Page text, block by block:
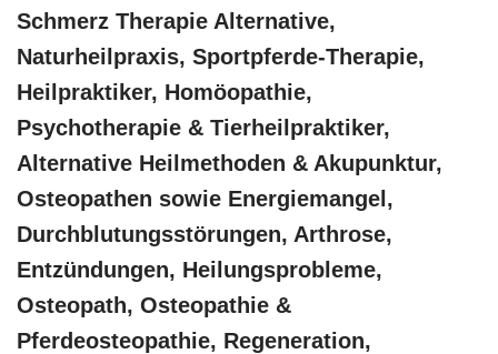
Schmerz Therapie Alternative,
Naturheilpraxis, Sportpferde-Therapie,
Heilpraktiker, ‎Homöopathie,
‎Psychotherapie & ‎Tierheilpraktiker,
Alternative Heilmethoden & Akupunktur,
Osteopathen sowie Energiemangel,
Durchblutungsstörungen, Arthrose,
Entzündungen, Heilungsprobleme,
Osteopath, Osteopathie &
Pferdeosteopathie, Regeneration,